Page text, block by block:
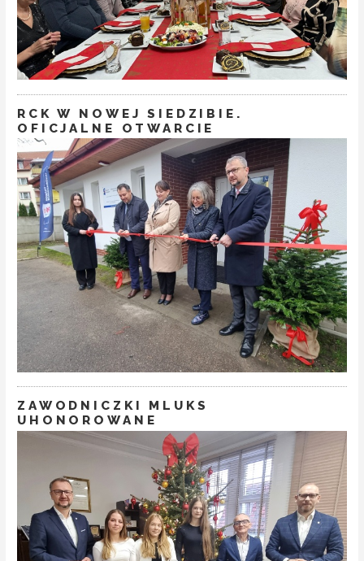
RCK W NOWEJ SIEDZIBIE.
OFICJALNE OTWARCIE
ZAWODNICZKI MLUKS
UHONOROWANE